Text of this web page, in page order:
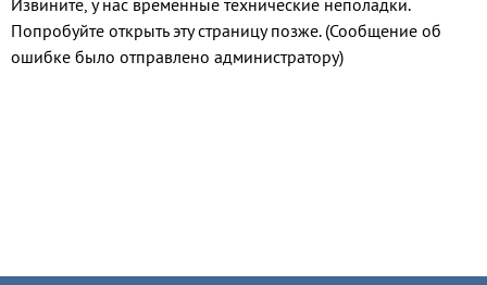
Извините, у нас временные технические неполадки.
Попробуйте открыть эту страницу позже. (Сообщение об
ошибке было отправлено администратору)